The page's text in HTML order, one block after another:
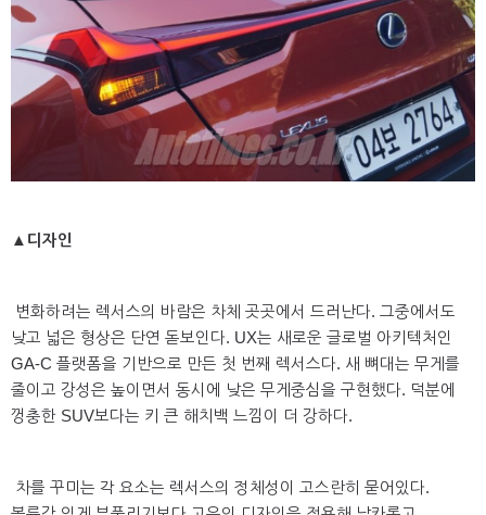
▲디자인
변화하려는 렉서스의 바람은 차체 곳곳에서 드러난다. 그중에서도
낮고 넓은 형상은 단연 돋보인다. UX는 새로운 글로벌 아키텍처인
GA-C 플랫폼을 기반으로 만든 첫 번째 렉서스다. 새 뼈대는 무게를
줄이고 강성은 높이면서 동시에 낮은 무게중심을 구현했다. 덕분에
껑충한 SUV보다는 키 큰 해치백 느낌이 더 강하다.
차를 꾸미는 각 요소는 렉서스의 정체성이 고스란히 묻어있다.